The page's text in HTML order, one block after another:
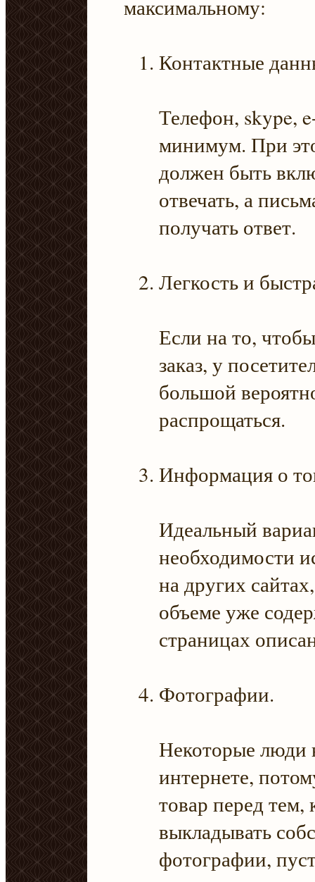
максимальному:
Контактные
Телефон, skype,
минимум. При
должен быть
отвечать, а
получать ответ.
Легкость и
Если на то,
заказ, у
большой
распрощаться.
Информация о
Идеальный
необходимости
на других
объеме уже
страницах
Фотографии.
Некоторые люди
интернете,
товар перед тем,
выкладывать
фотографии,